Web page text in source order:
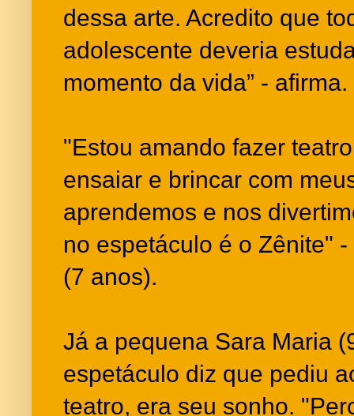
dessa arte. Acredito que
adolescente deveria
momento da vida” - afirma.
"Estou amando fazer
ensaiar e brincar com
aprendemos e nos
no espetáculo é o Zênite"
(7 anos).
Já a pequena Sara Maria
espetáculo diz que pediu
teatro, era seu sonho.